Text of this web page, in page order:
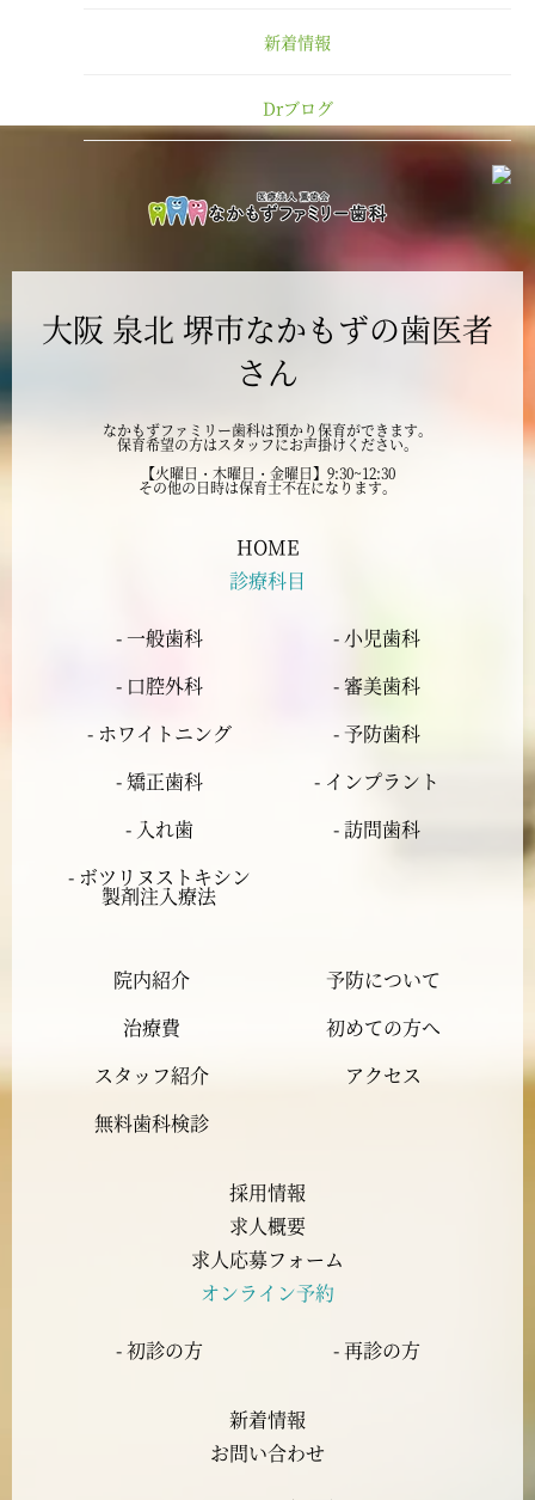
2024年12月
2024年11月
2024年9月
2024年8月
2024年7月
2024年5月
2024年2月
2023年11月
2023年8月
2023年7月
2023年4月
新着情報
Drブログ
大阪 泉北 堺市なかもずの歯医者
さん
なかもずファミリー歯科は預かり保育ができます。
保育希望の方はスタッフにお声掛けください。
【火曜日・木曜日・金曜日】9:30~12:30
その他の日時は保育士不在になります。
HOME
診療科目
- 一般歯科
- 小児歯科
- 口腔外科
- 審美歯科
- ホワイトニング
- 予防歯科
- 矯正歯科
- インプラント
- 入れ歯
- 訪問歯科
- ボツリヌストキシン
製剤注入療法
院内紹介
予防について
治療費
初めての方へ
スタッフ紹介
アクセス
無料歯科検診
採用情報
求人概要
求人応募フォーム
オンライン予約
- 初診の方 - 再診の方
新着情報
お問い合わせ